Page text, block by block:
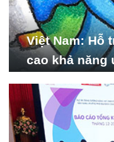
Việt Nam: Hỗ
cao khả năng